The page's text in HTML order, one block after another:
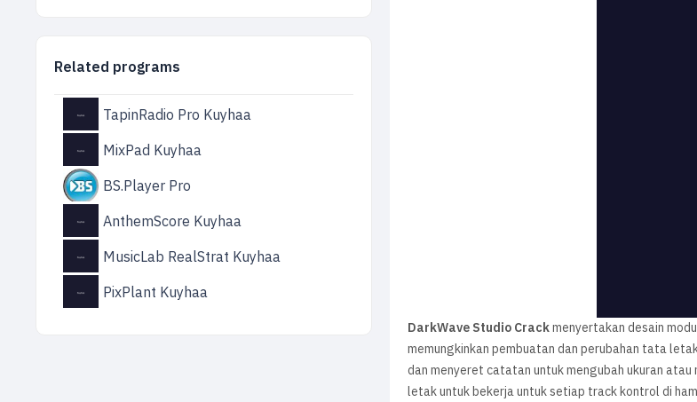
DarkWave Studio Crackmenyertakan desain
memungkinkan pembuatan dan perubahan tata
dan menyeret catatan untuk mengubah ukuran
letak untuk bekerja untuk setiap track kontrol di
Related programs
TapinRadio Pro Kuyhaa
MixPad Kuyhaa
BS.Player Pro
AnthemScore Kuyhaa
MusicLab RealStrat Kuyhaa
PixPlant Kuyhaa